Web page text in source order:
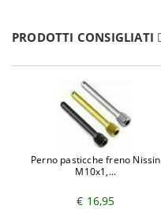
PRODOTTI CONSIGLIATI
Perno pasticche freno Nissin
M10x1,...
€ 16,95